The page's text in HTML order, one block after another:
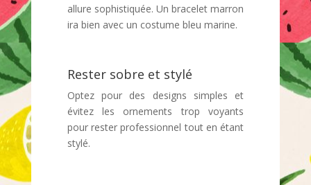
allure sophistiquée. Un bracelet marron
ira bien avec un costume bleu marine.
Rester sobre et stylé
Optez pour des designs simples et
évitez les ornements trop voyants
pour rester professionnel tout en étant
stylé.